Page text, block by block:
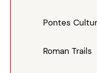
Pontes
Roman Trails